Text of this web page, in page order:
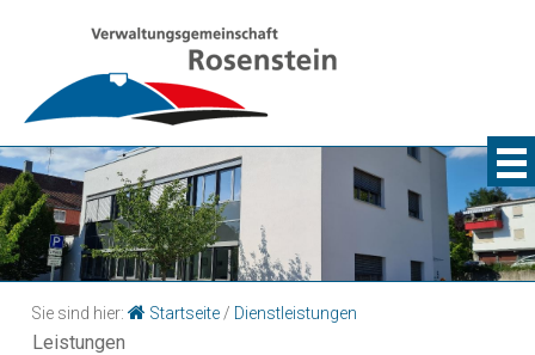
Sie sind hier: Startseite / Dienstleistungen
Leistungen